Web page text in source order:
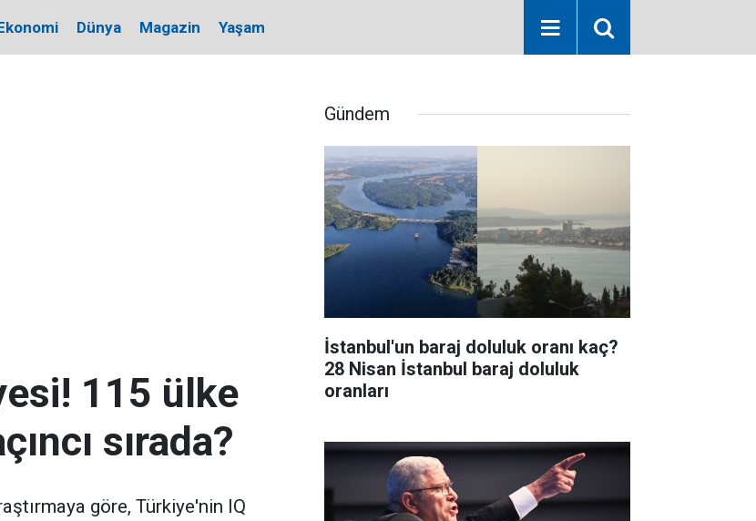
Dünya Magazin Yaşam
115 ülke
sırada?
göre, Türkiye'nin IQ
Gündem
İstanbul'un baraj doluluk oranı kaç?
28 Nisan İstanbul baraj doluluk
oranları